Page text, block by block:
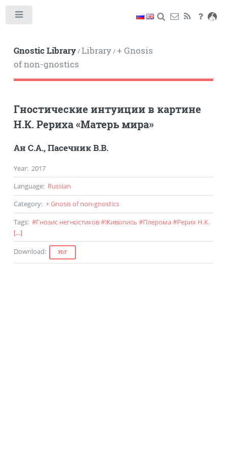
Gnostic Library/Library/+ Gnosis
of non-gnostics
Гностические интуиции в картине
Н.К. Рериха «Матерь мира»
Ан С.А.,Пасечник В.В.
Year: 2017
Language: Russian
Category: + Gnosis of non-gnostics
Tags: #Гнозис негностиков#Живопись #Плерома#Рерих Н.К.
[...]
Download: PDF